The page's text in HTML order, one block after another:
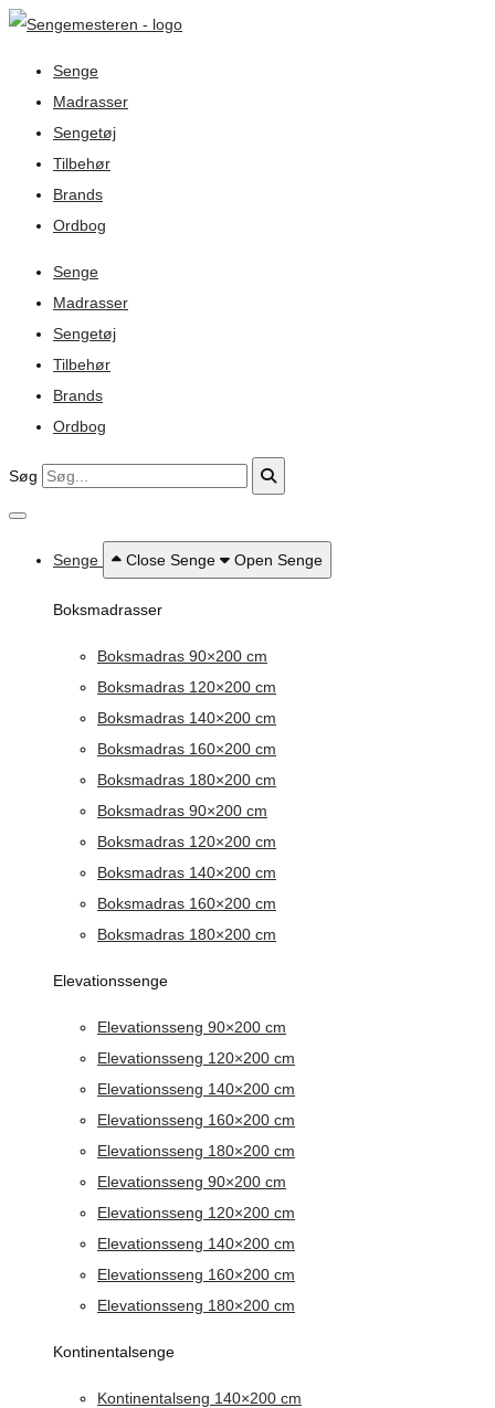
Senge
Madrasser
Sengetøj
Tilbehør
Brands
Ordbog
Senge
Madrasser
Sengetøj
Tilbehør
Brands
Ordbog
Søg
Senge Close Senge Open Senge
Boksmadrasser
Boksmadras 90×200 cm
Boksmadras 120×200 cm
Boksmadras 140×200 cm
Boksmadras 160×200 cm
Boksmadras 180×200 cm
Boksmadras 90×200 cm
Boksmadras 120×200 cm
Boksmadras 140×200 cm
Boksmadras 160×200 cm
Boksmadras 180×200 cm
Elevationssenge
Elevationsseng 90×200 cm
Elevationsseng 120×200 cm
Elevationsseng 140×200 cm
Elevationsseng 160×200 cm
Elevationsseng 180×200 cm
Elevationsseng 90×200 cm
Elevationsseng 120×200 cm
Elevationsseng 140×200 cm
Elevationsseng 160×200 cm
Elevationsseng 180×200 cm
Kontinentalsenge
Kontinentalseng 140×200 cm